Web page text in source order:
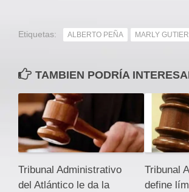
Etiquetas: ALBERTO PEÑA MARLY
TAMBIEN PODRÍA
Tribunal Administrativo
del Atlántico le da la
Tribunal
define